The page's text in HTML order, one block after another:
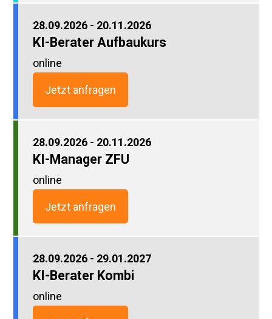
28.09.2026 - 20.11.2026
KI-Berater Aufbaukurs
online
Jetzt anfragen
28.09.2026 - 20.11.2026
KI-Manager ZFU
online
Jetzt anfragen
28.09.2026 - 29.01.2027
KI-Berater Kombi
online